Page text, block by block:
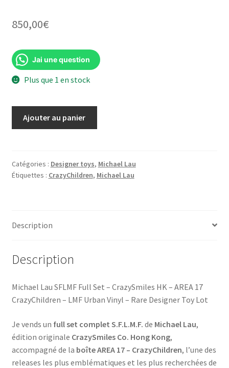
850,00€
Jai une question
Plus que 1 en stock
SFLMF
Lazymuthafucka
LMF
+
Edition
Album
NEW
Ajouter au panier
Catégories : Designer toys, Michael Lau
Étiquettes : CrazyChildren, Michael Lau
Description
Description
Michael Lau SFLMF Full Set – CrazySmiles HK – AREA 17
CrazyChildren – LMF Urban Vinyl – Rare Designer Toy Lot
Je vends un full set complet S.F.L.M.F. de Michael Lau,
édition originale CrazySmiles Co. Hong Kong,
accompagné de la boîte AREA 17 – CrazyChildren, l’une des
releases les plus emblématiques et les plus recherchées de